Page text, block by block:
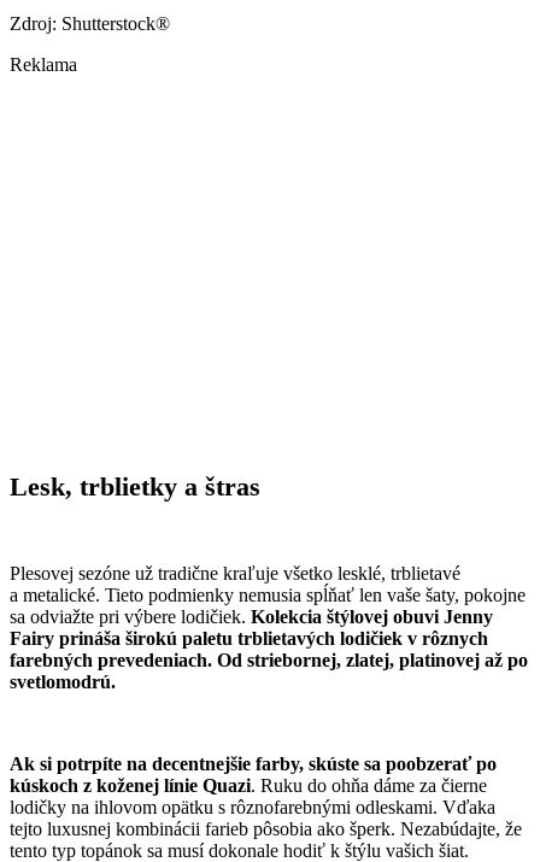
Zdroj: Shutterstock®
Reklama
Lesk, trblietky a štras
Plesovej sezóne už tradične kraľuje všetko lesklé, trblietavé
a metalické. Tieto podmienky nemusia spĺňať len vaše šaty, pokojne
sa odviažte pri výbere lodičiek. Kolekcia štýlovej obuvi Jenny
Fairy prináša širokú paletu trblietavých lodičiek v rôznych
farebných prevedeniach. Od striebornej, zlatej, platinovej až po
svetlomodrú.
Ak si potrpíte na decentnejšie farby, skúste sa poobzerať po
kúskoch z koženej línie Quazi. Ruku do ohňa dáme za čierne
lodičky na ihlovom opätku s rôznofarebnými odleskami. Vďaka
tejto luxusnej kombinácii farieb pôsobia ako šperk. Nezabúdajte, že
tento typ topánok sa musí dokonale hodiť k štýlu vašich šiat.